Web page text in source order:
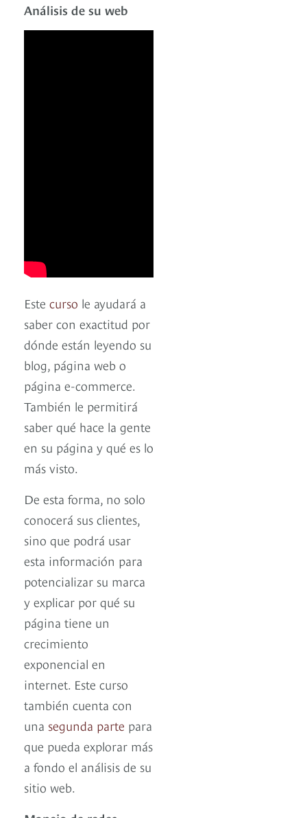
Análisis de su web
Este curso le ayudará a
saber con exactitud por
dónde están leyendo su
blog, página web o
página e-commerce.
También le permitirá
saber qué hace la gente
en su página y qué es lo
más visto.
De esta forma, no solo
conocerá sus clientes,
sino que podrá usar
esta información para
potencializar su marca
y explicar por qué su
página tiene un
crecimiento
exponencial en
internet. Este curso
también cuenta con
una segunda parte para
que pueda explorar más
a fondo el análisis de su
sitio web.